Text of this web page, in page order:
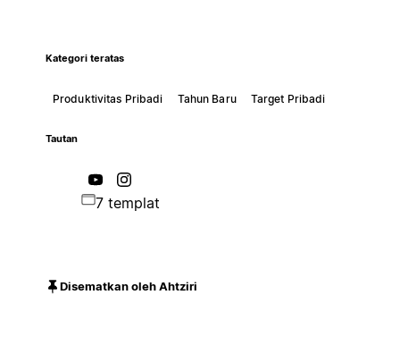
Kategori teratas
Produktivitas Pribadi Tahun Baru Target Pribadi
Tautan
7 templat
Disematkan oleh Ahtziri